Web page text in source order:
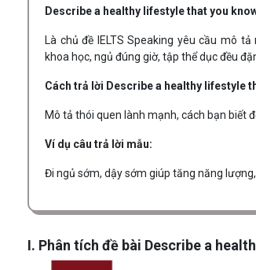
Describe a healthy lifestyle that you
Là chủ đề IELTS Speaking yêu cầu mô
khoa học, ngủ đúng giờ, tập thể dục đều
Cách trả lời Describe a healthy lifestyle
Mô tả thói quen lành mạnh, cách bạn biết
Ví dụ câu trả lời mẫu:
Đi ngủ sớm, dậy sớm giúp tăng năng
I. Phân tích đề bài Describe a